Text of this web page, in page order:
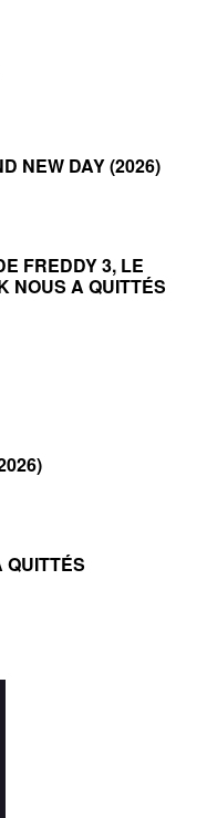
NEW DAY (2026)
FREDDY 3, LE
NOUS A QUITTÉS
QUITTÉS